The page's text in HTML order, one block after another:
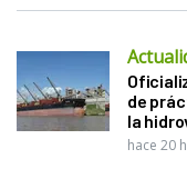
de
la
hace 20